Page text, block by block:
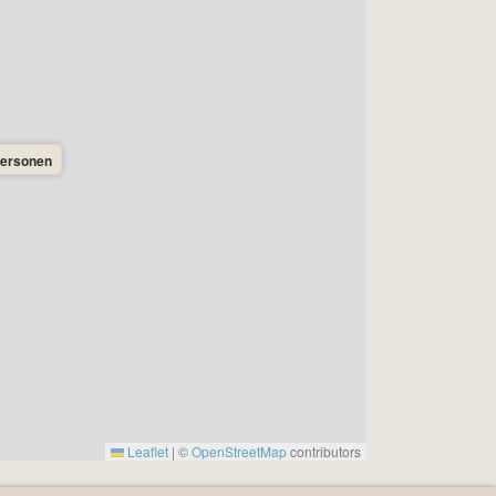
Leaflet | ©OpenStreetMapcontributors